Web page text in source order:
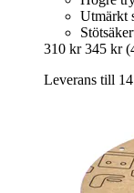
Utmärkt
310 kr 345 kr
Leverans till